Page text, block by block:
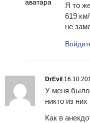
Я то
619
не
DrEvil
У меня было
никто из
Как в